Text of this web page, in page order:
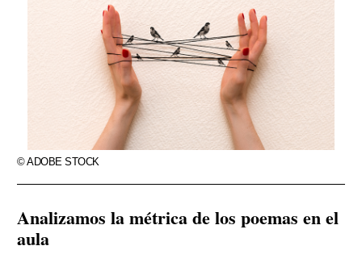
© ADOBE STOCK
Analizamos la métrica de los poemas en el
aula